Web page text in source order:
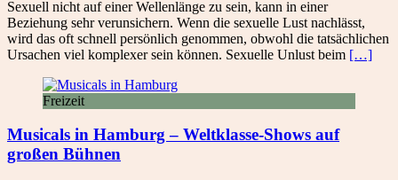
Sexuell nicht auf einer Wellenlänge zu sein, kann in einer
Beziehung sehr verunsichern. Wenn die sexuelle Lust nachlässt,
wird das oft schnell persönlich genommen, obwohl die tatsächlichen
Ursachen viel komplexer sein können. Sexuelle Unlust beim […]
Freizeit
Musicals in Hamburg – Weltklasse-Shows auf
großen Bühnen